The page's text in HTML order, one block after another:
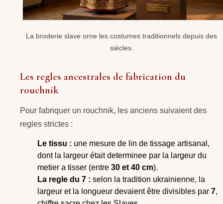
La broderie slave orne les costumes traditionnels depuis des
siècles.
Les regles ancestrales de fabrication du
rouchnik
Pour fabriquer un rouchnik, les anciens suivaient des
regles strictes :
Le tissu : une mesure de lin de tissage artisanal,
dont la largeur était determinee par la largeur du
metier a tisser (entre 30 et 40 cm).
La regle du 7 : selon la tradition ukrainienne, la
largeur et la longueur devaient être divisibles par 7,